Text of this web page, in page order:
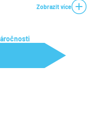
Zobrazit více